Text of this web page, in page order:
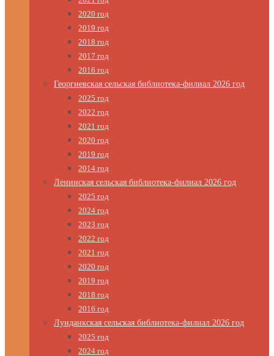
2020 год
2019 год
2018 год
2017 год
2016 год
Георгиевская сельская библиотека-филиал 2026 год
2025 год
2022 год
2021 год
2020 год
2019 год
2014 год
Ленинская сельская библиотека-филиал 2026 год
2025 год
2024 год
2023 год
2022 год
2021 год
2020 год
2019 год
2018 год
2016 год
Лунданкская сельская библиотека-филиал 2026 год
2025 год
2024 год